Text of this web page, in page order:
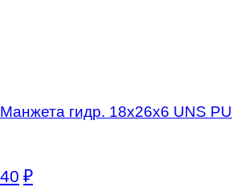
Манжета гидр. 18х26х6 UNS PU
40 ₽